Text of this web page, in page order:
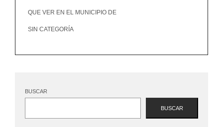
QUE VER EN EL MUNICIPIO DE
SIN CATEGORÍA
BUSCAR
BUSCAR